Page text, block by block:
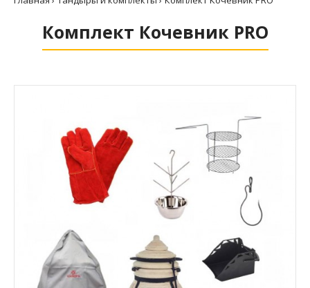
Комплект Кочевник PRO